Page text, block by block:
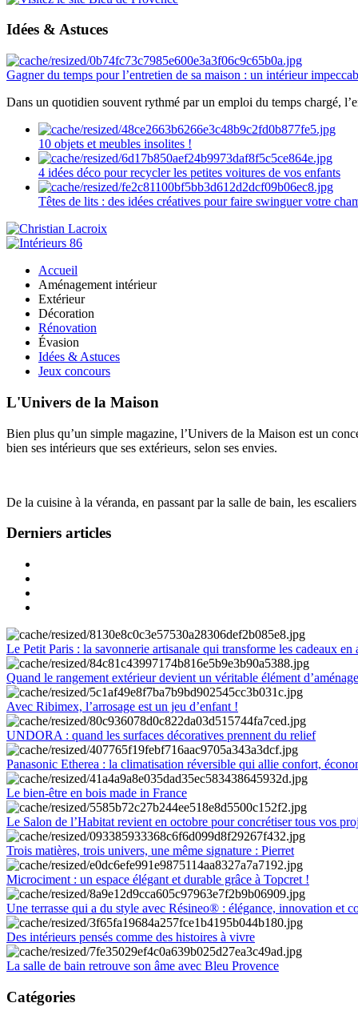
Idées & Astuces
Gagner du temps pour l’entretien de sa maison : un intérieur
Dans un quotidien souvent rythmé par un emploi du temps chargé,
10 objets et meubles insolites !
4 idées déco pour recycler les petites voitures de vos enfants
Têtes de lits : des idées créatives pour faire swinguer votre
Accueil
Aménagement intérieur
Extérieur
Décoration
Rénovation
Évasion
Idées & Astuces
Jeux concours
L'Univers de la Maison
Bien plus qu’un simple magazine, l’Univers de la Maison est un
bien ses intérieurs que ses extérieurs, selon ses envies.
De la cuisine à la véranda, en passant par la salle de bain, les
Derniers articles
Le Petit Paris : la savonnerie artisanale qui transforme les cadeaux en
Quand le rangement extérieur devient un véritable élément
Avec Ribimex, l’arrosage est un jeu d’enfant !
UNDORA : quand les surfaces décoratives prennent du relief
Panasonic Etherea : la climatisation réversible qui allie confort,
Le bien-être en bois made in France
Le Salon de l’Habitat revient en octobre pour concrétiser tous vos
Trois matières, trois univers, une même signature : Pierret
Microciment : un espace élégant et durable grâce à Topcret !
Une terrasse qui a du style avec Résineo® : élégance, innovation et
Des intérieurs pensés comme des histoires à vivre
La salle de bain retrouve son âme avec Bleu Provence
Catégories